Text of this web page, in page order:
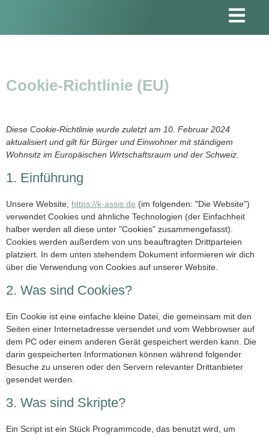
Cookie-Richtlinie (EU)
Diese Cookie-Richtlinie wurde zuletzt am 10. Februar 2024
aktualisiert und gilt für Bürger und Einwohner mit ständigem
Wohnsitz im Europäischen Wirtschaftsraum und der Schweiz.
1. Einführung
Unsere Website, https://k-assis.de (im folgenden: "Die Website")
verwendet Cookies und ähnliche Technologien (der Einfachheit
halber werden all diese unter "Cookies" zusammengefasst).
Cookies werden außerdem von uns beauftragten Drittparteien
platziert. In dem unten stehendem Dokument informieren wir dich
über die Verwendung von Cookies auf unserer Website.
2. Was sind Cookies?
Ein Cookie ist eine einfache kleine Datei, die gemeinsam mit den
Seiten einer Internetadresse versendet und vom Webbrowser auf
dem PC oder einem anderen Gerät gespeichert werden kann. Die
darin gespeicherten Informationen können während folgender
Besuche zu unseren oder den Servern relevanter Drittanbieter
gesendet werden.
3. Was sind Skripte?
Ein Script ist ein Stück Programmcode, das benutzt wird, um